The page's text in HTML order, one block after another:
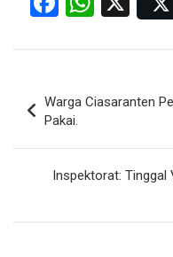
ce
o
o
k
at
s
A
p
p
navigation
Warga Ciasaranten
Pakai.
Inspektorat: